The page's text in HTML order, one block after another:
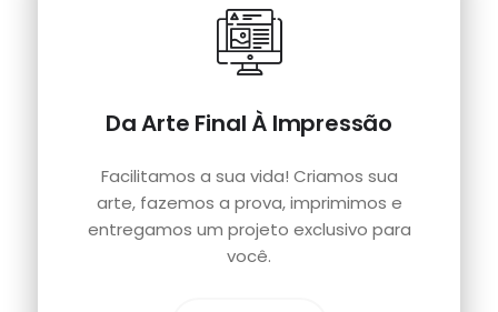
Da Arte Final À Impressão
Facilitamos a sua vida! Criamos sua
arte, fazemos a prova, imprimimos e
entregamos um projeto exclusivo para
você.